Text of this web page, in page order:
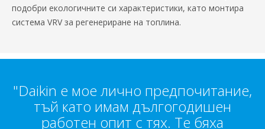
подобри екологичните си характеристики, като монтира
система VRV за регенериране на топлина.
"Daikin е мое лично предпочитание,
тъй като имам дългогодишен
работен опит с тях. Те бяха